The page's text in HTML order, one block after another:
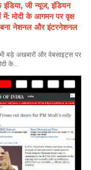
जी न्यूज, इंडियन
मोदी के आगमन पर वृक्ष
नेशनल और इंटरनेशनल
बड़े अखबारों और वेबसाइट्स पर
के...